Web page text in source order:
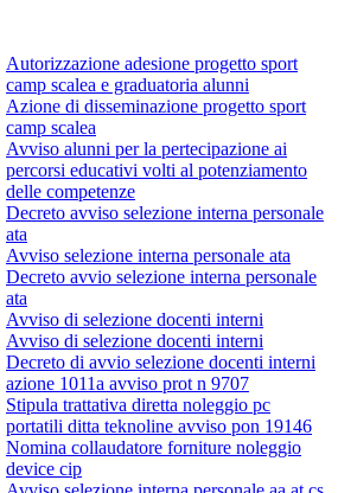
Autorizzazione adesione progetto sport
camp scalea e graduatoria alunni
Azione di disseminazione progetto sport
camp scalea
Avviso alunni per la pertecipazione ai
percorsi educativi volti al potenziamento
delle competenze
Decreto avviso selezione interna personale
ata
Avviso selezione interna personale ata
Decreto avvio selezione interna personale
ata
Avviso di selezione docenti interni
Avviso di selezione docenti interni
Decreto di avvio selezione docenti interni
azione 1011a avviso prot n 9707
Stipula trattativa diretta noleggio pc
portatili ditta teknoline avviso pon 19146
Nomina collaudatore forniture noleggio
device cip